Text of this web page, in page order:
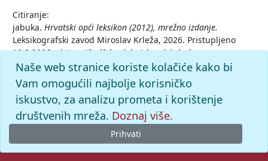
Citiranje:
jabuka. Hrvatski opći leksikon (2012), mrežno izdanje.
Leksikografski zavod Miroslav Krleža, 2026. Pristupljeno
10.8.2026. <https://hol2.lzmk.hr/clanak/jabuka>.
Naše web stranice koriste kolačiće kako bi
Vam omogućili najbolje korisničko
iskustvo, za analizu prometa i korištenje
društvenih mreža. Doznaj više.
Prihvati
© 2026. -Leksikografski zavodMiroslav Krleža